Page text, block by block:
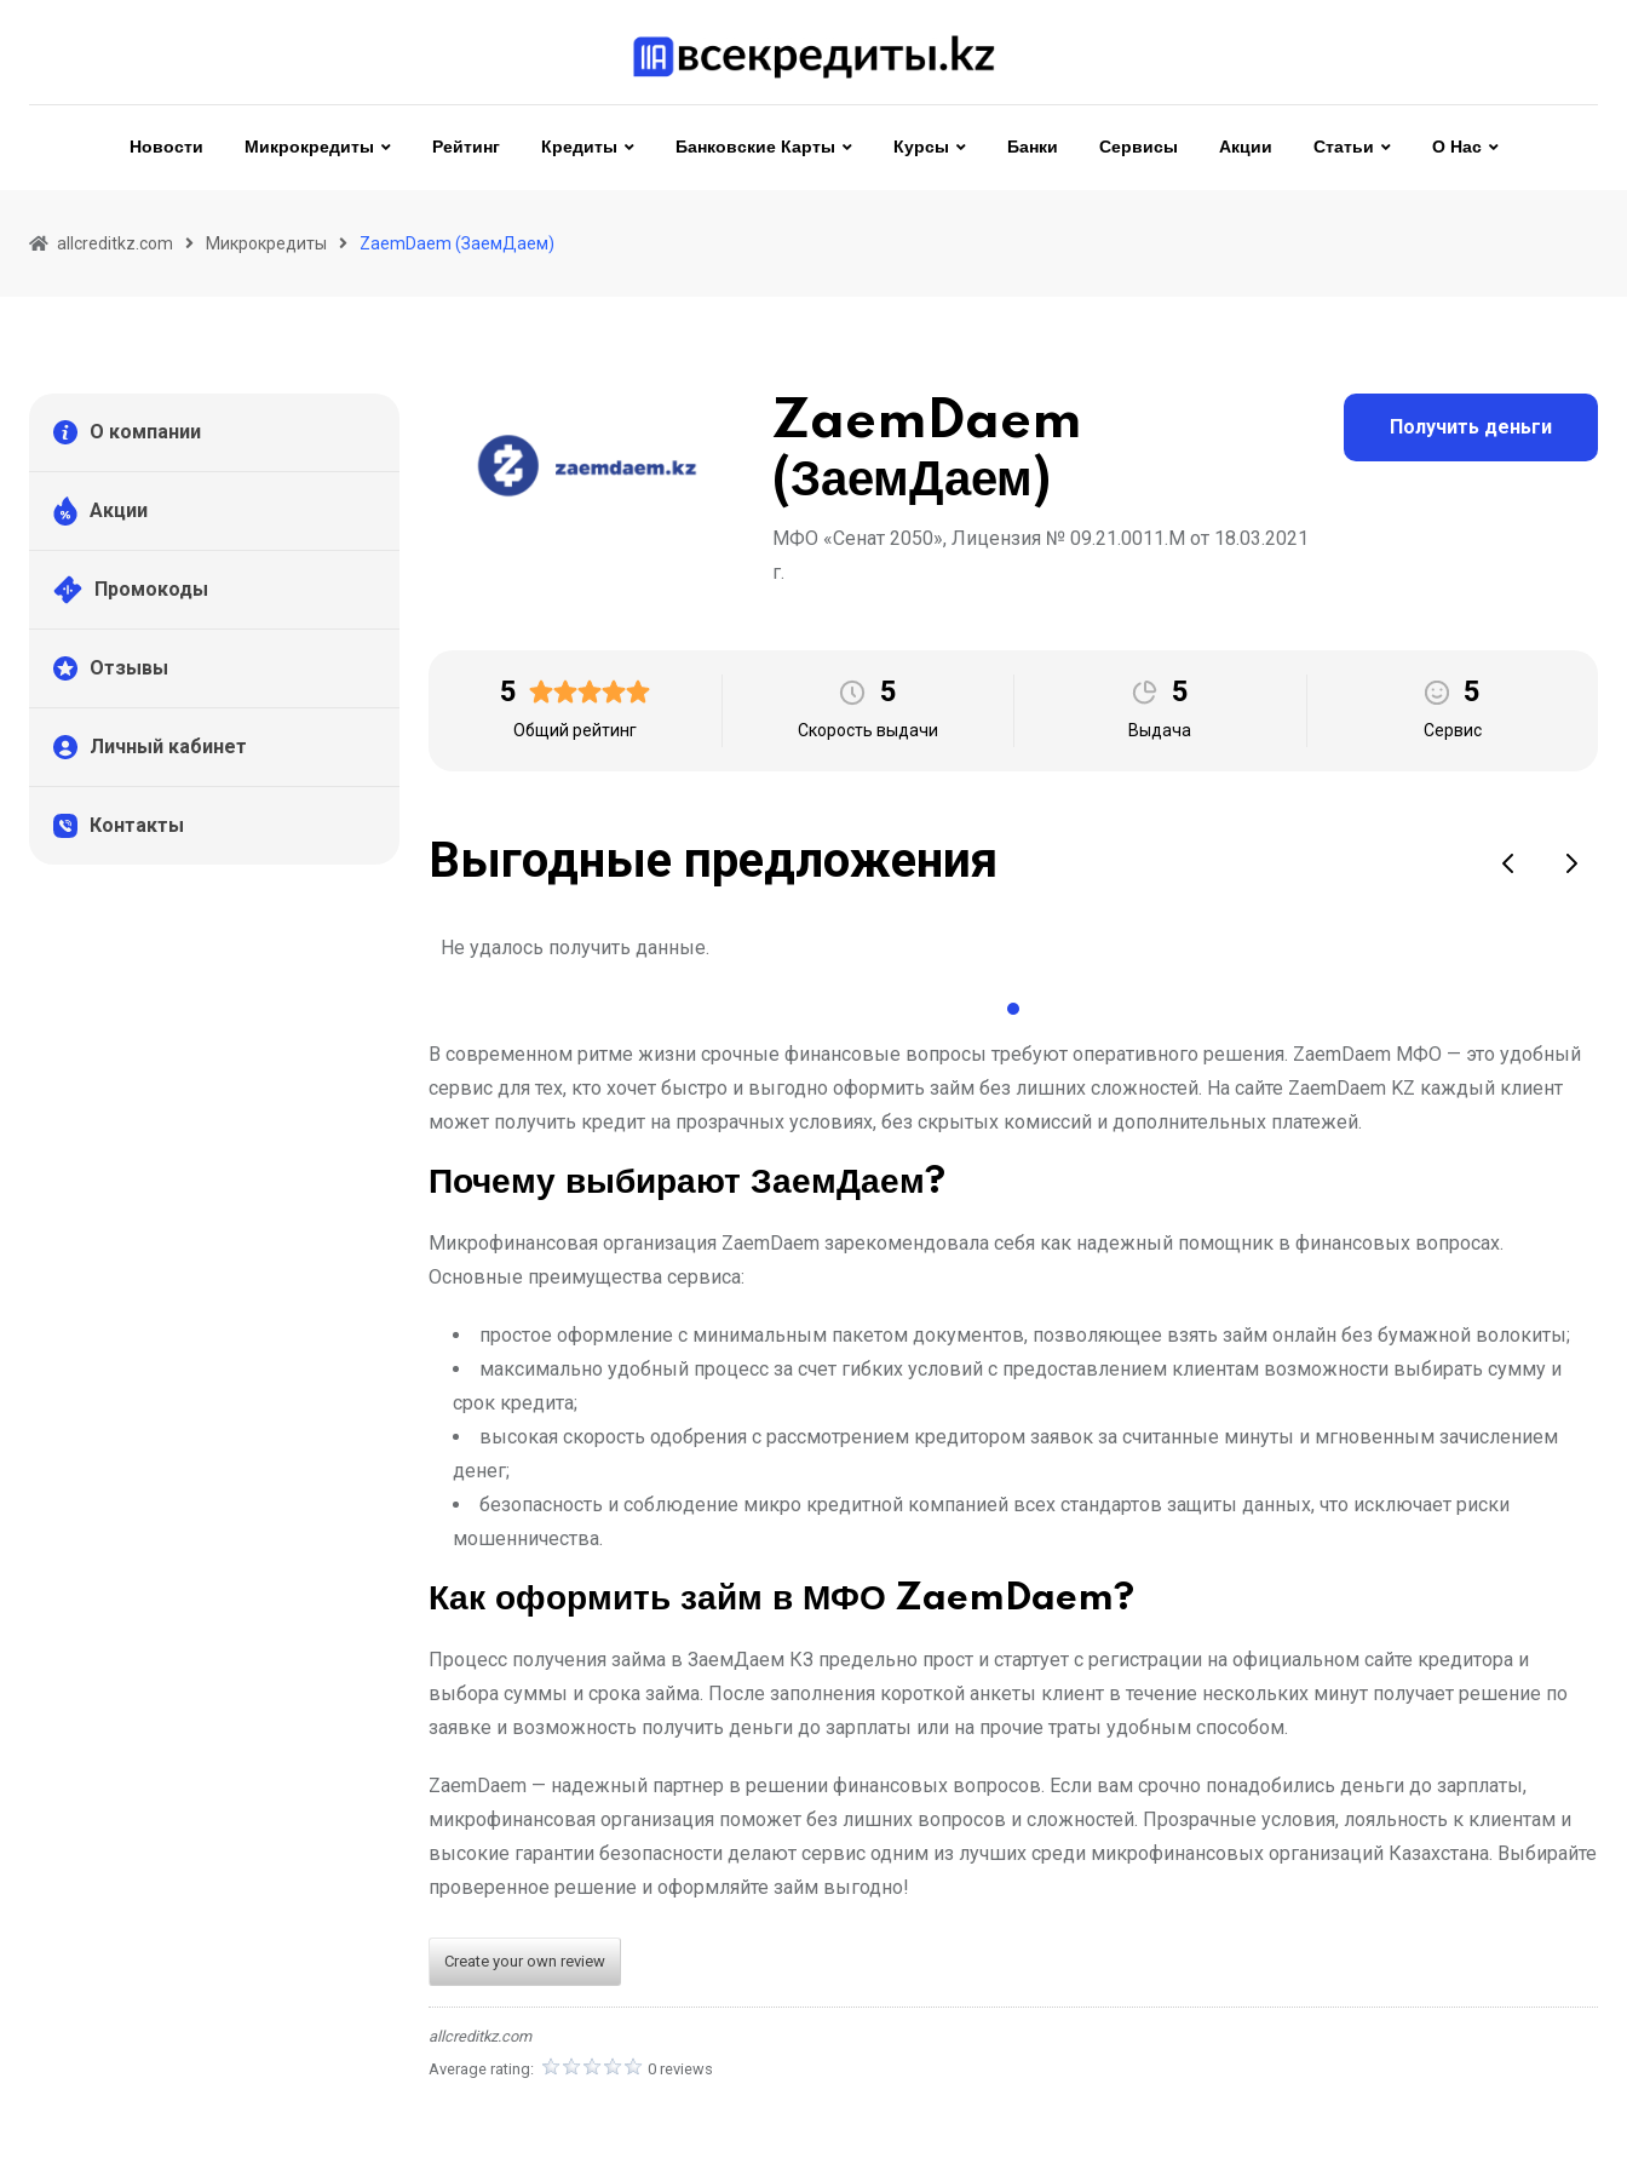
Новости Микрокредиты Рейтинг Кредиты Банковские Карты Курсы Банки Сервисы Акции Статьи О Нас
allcreditkz.com Микрокредиты ZaemDaem (ЗаемДаем)
О компании
Акции
Промокоды
Отзывы
Личный кабинет
Контакты
ZaemDaem
(ЗаемДаем)
МФО «Сенат 2050», Лицензия № 09.21.0011.М от 18.03.2021
г.
Получить деньги
5
Общий рейтинг
5
Скорость выдачи
5
Выдача
5
Сервис
Выгодные предложения
Не удалось получить данные.
В современном ритме жизни срочные финансовые вопросы требуют оперативного решения. ZaemDaem МФО — это удобный
сервис для тех, кто хочет быстро и выгодно оформить займ без лишних сложностей. На сайте ZaemDaem KZ каждый клиент
может получить кредит на прозрачных условиях, без скрытых комиссий и дополнительных платежей.
Почему выбирают ЗаемДаем?
Микрофинансовая организация ZaemDaem зарекомендовала себя как надежный помощник в финансовых вопросах.
Основные преимущества сервиса:
простое оформление с минимальным пакетом документов, позволяющее взять займ онлайн без бумажной волокиты;
максимально удобный процесс за счет гибких условий с предоставлением клиентам возможности выбирать сумму и
срок кредита;
высокая скорость одобрения с рассмотрением кредитором заявок за считанные минуты и мгновенным зачислением
денег;
безопасность и соблюдение микро кредитной компанией всех стандартов защиты данных, что исключает риски
мошенничества.
Как оформить займ в МФО ZaemDaem?
Процесс получения займа в ЗаемДаем КЗ предельно прост и стартует с регистрации на официальном сайте кредитора и
выбора суммы и срока займа. После заполнения короткой анкеты клиент в течение нескольких минут получает решение по
заявке и возможность получить деньги до зарплаты или на прочие траты удобным способом.
ZaemDaem — надежный партнер в решении финансовых вопросов. Если вам срочно понадобились деньги до зарплаты,
микрофинансовая организация поможет без лишних вопросов и сложностей. Прозрачные условия, лояльность к клиентам и
высокие гарантии безопасности делают сервис одним из лучших среди микрофинансовых организаций Казахстана. Выбирайте
проверенное решение и оформляйте займ выгодно!
Create your own review
allcreditkz.com
Average rating:
0 reviews